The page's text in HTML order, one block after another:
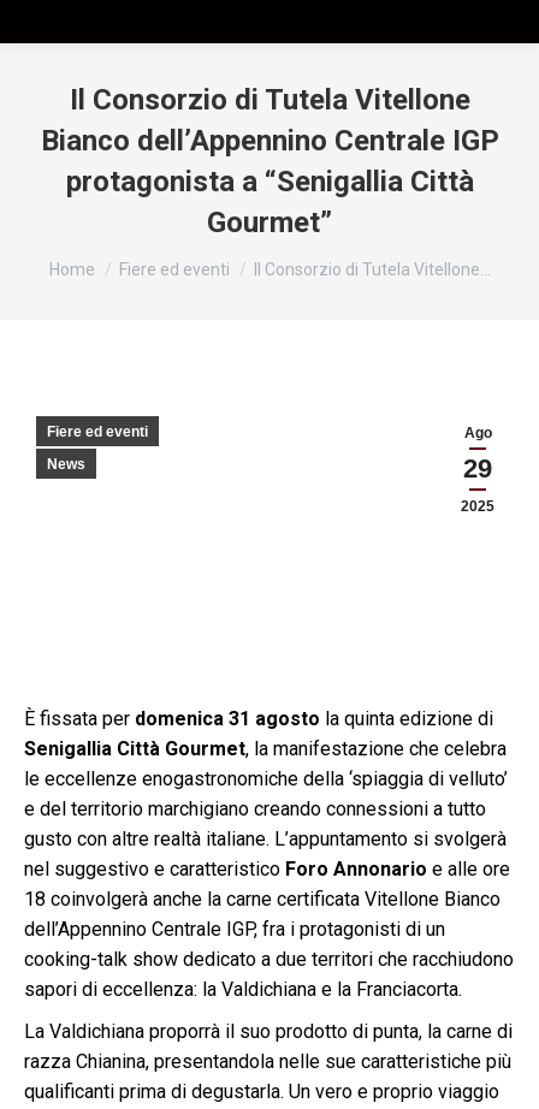
Il Consorzio di Tutela Vitellone
Bianco dell’Appennino Centrale IGP
protagonista a “Senigallia Città
Gourmet”
Tu sei qui:
Home Fiere ed eventi Il Consorzio di Tutela Vitellone…
Ago
29
2025
Fiere ed eventi
News
È fissata per domenica 31 agosto la quinta edizione di
Senigallia Città Gourmet, la manifestazione che celebra
le eccellenze enogastronomiche della ‘spiaggia di velluto’
e del territorio marchigiano creando connessioni a tutto
gusto con altre realtà italiane. L’appuntamento si svolgerà
nel suggestivo e caratteristico Foro Annonario e alle ore
18 coinvolgerà anche la carne certificata Vitellone Bianco
dell’Appennino Centrale IGP, fra i protagonisti di un
cooking-talk show dedicato a due territori che racchiudono
sapori di eccellenza: la Valdichiana e la Franciacorta.
La Valdichiana proporrà il suo prodotto di punta, la carne di
razza Chianina, presentandola nelle sue caratteristiche più
qualificanti prima di degustarla. Un vero e proprio viaggio